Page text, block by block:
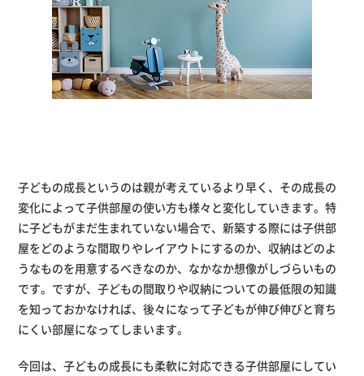
子どもの成長というのは親が考えているより早く、その成長の
変化によって子供部屋の使い方も様々と変化していきます。特
に子どもがまだ生まれていない場合で、新築する際には子供部
屋をどのような間取りやレイアウトにするのか、収納はどのよ
うなものを用意するべきなのか、なかなか想像がしづらいもの
です。ですが、子どもの間取りや収納についての最低限の知識
を知っておかなければ、後々になって子どもが伸び伸びと育ち
にくい部屋になってしまいます。
今回は、子どもの成長にも柔軟に対応できる子供部屋にしてい